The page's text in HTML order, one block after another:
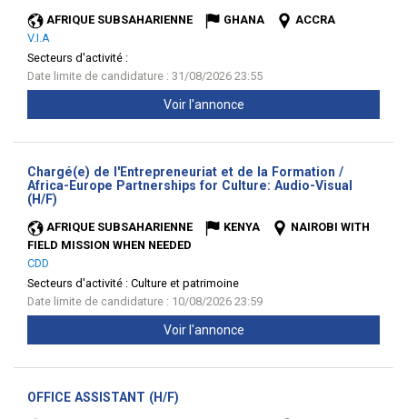
AFRIQUE SUBSAHARIENNE GHANA
ACCRA
V.I.A
Secteurs d'activité :
Date limite de candidature : 31/08/2026 23:55
Voir l'annonce
Chargé(e) de l'Entrepreneuriat et de la Formation /
Africa-Europe Partnerships for Culture: Audio-Visual
(H/F)
AFRIQUE SUBSAHARIENNE KENYA
NAIROBI WITH
FIELD MISSION WHEN NEEDED
CDD
Secteurs d'activité : Culture et patrimoine
Date limite de candidature : 10/08/2026 23:59
Voir l'annonce
OFFICE ASSISTANT (H/F)